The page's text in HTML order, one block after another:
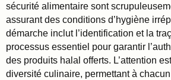
sécurité alimentaire sont
assurant des conditions d’hygiène
démarche inclut l’identification et la
processus essentiel pour garantir
des produits halal offerts. L’attention
diversité culinaire, permettant à